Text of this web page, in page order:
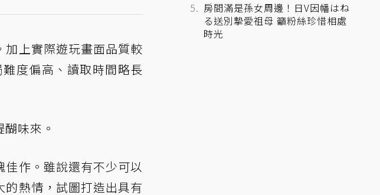
上實際遊玩畫面品質較
度偏高、讀取時間略長
味來。
作。雖說還有不少可以
熱情，試圖打造出具有
房間滿是孫女周邊！日V因幡はね
る送別摯愛祖母 籲粉絲珍惜相處
時光